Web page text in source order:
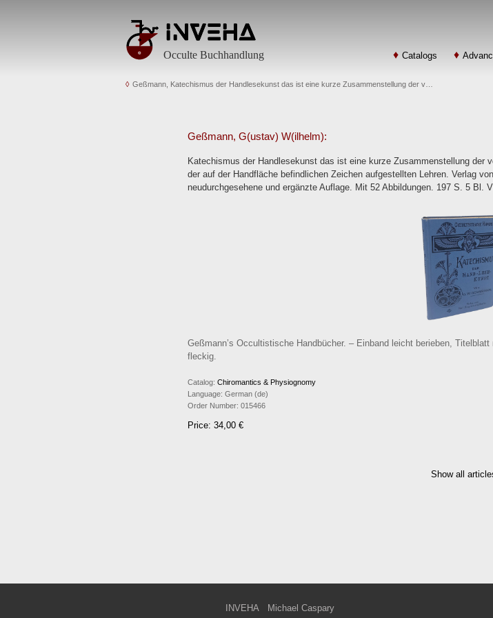
Occulte Buchhandlung Catalogs
Geßmann, Katechismus der Handlesekunst das ist eine kurze Zusammenstellung der v…
Geßmann, G(ustav) W(ilhelm):
Katechismus der Handlesekunst das ist eine kurze Zusammenstellung der
der auf der Handfläche befindlichen Zeichen aufgestellten Lehren. Verlag
neudurchgesehene und ergänzte Auflage. Mit 52 Abbildungen. 197 S. 5 Bl.
Geßmann’s Occultistische Handbücher. – Einband leicht berieben,
fleckig.
Catalog: Chiromantics & Physiognomy
Language: German (de)
Order Number: 015466
Price: 34,00 €
Show all
INVEHA
Michael Caspary